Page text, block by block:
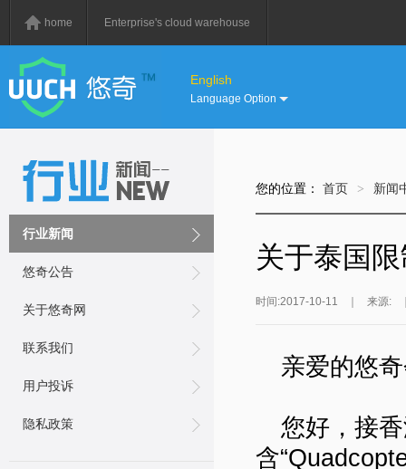
home Enterprise's cloud warehouse
English
Language Option
行业新闻
悠奇公告
关于悠奇网
联系我们
用户投诉
隐私政策
您的位置： 首页 > 新闻
关于泰国
时间:2017-10-11 来源:
亲爱的悠
您好，接
含